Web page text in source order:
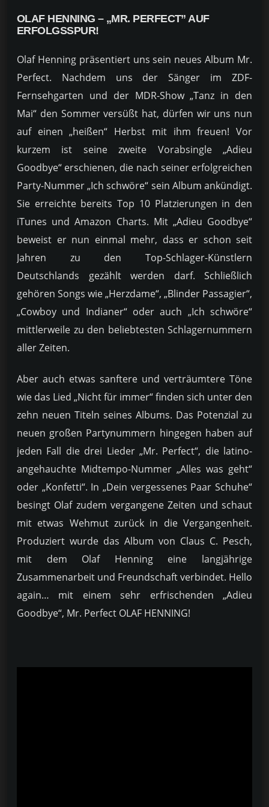
OLAF HENNING – „MR. PERFECT” AUF
ERFOLGSSPUR!
Olaf Henning präsentiert uns sein neues Album Mr.
Perfect. Nachdem uns der Sänger im ZDF-
Fernsehgarten und der MDR-Show „Tanz in den
Mai“ den Sommer versüßt hat, dürfen wir uns nun
auf einen „heißen“ Herbst mit ihm freuen! Vor
kurzem ist seine zweite Vorabsingle „Adieu
Goodbye“ erschienen, die nach seiner erfolgreichen
Party-Nummer „Ich schwöre“ sein Album ankündigt.
Sie erreichte bereits Top 10 Platzierungen in den
iTunes und Amazon Charts. Mit „Adieu Goodbye“
beweist er nun einmal mehr, dass er schon seit
Jahren zu den Top-Schlager-Künstlern
Deutschlands gezählt werden darf. Schließlich
gehören Songs wie „Herzdame“, „Blinder Passagier“,
„Cowboy und Indianer“ oder auch „Ich schwöre“
mittlerweile zu den beliebtesten Schlagernummern
aller Zeiten.
Aber auch etwas sanftere und verträumtere Töne
wie das Lied „Nicht für immer“ finden sich unter den
zehn neuen Titeln seines Albums. Das Potenzial zu
neuen großen Partynummern hingegen haben auf
jeden Fall die drei Lieder „Mr. Perfect“, die latino-
angehauchte Midtempo-Nummer „Alles was geht“
oder „Konfetti“. In „Dein vergessenes Paar Schuhe“
besingt Olaf zudem vergangene Zeiten und schaut
mit etwas Wehmut zurück in die Vergangenheit.
Produziert wurde das Album von Claus C. Pesch,
mit dem Olaf Henning eine langjährige
Zusammenarbeit und Freundschaft verbindet. Hello
again… mit einem sehr erfrischenden „Adieu
Goodbye“, Mr. Perfect OLAF HENNING!